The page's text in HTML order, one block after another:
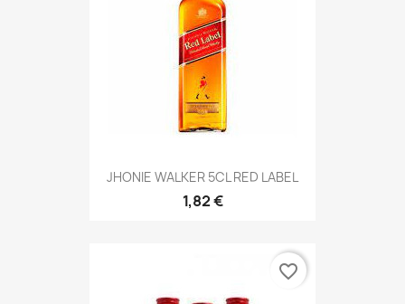
JHONIE WALKER 5CL RED LABEL
1,82 €
favorite_border